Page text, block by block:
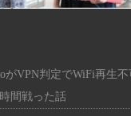
がVPN判定でWiFi再生
間戦った話